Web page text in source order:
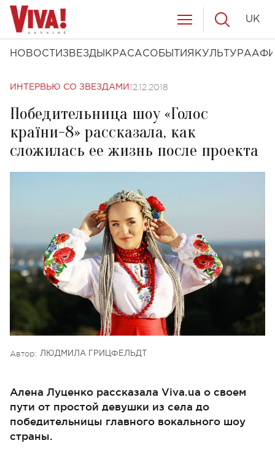
НОВОСТИ ЗВЕЗДЫ КРАСАСОБЫТИЯ КУЛЬТУРА
UK
ИНТЕРВЬЮ СО ЗВЕЗДАМИ 12.12.2018
Победительница шоу «Голос
країни-8» рассказала, как
сложилась ее жизнь после проекта
Автор: ЛЮДМИЛА ГРИЦФЕЛЬДТ
Алена Луценко рассказала Viva.ua о своем
пути от простой девушки из села до
победительницы главного вокального шоу
страны.